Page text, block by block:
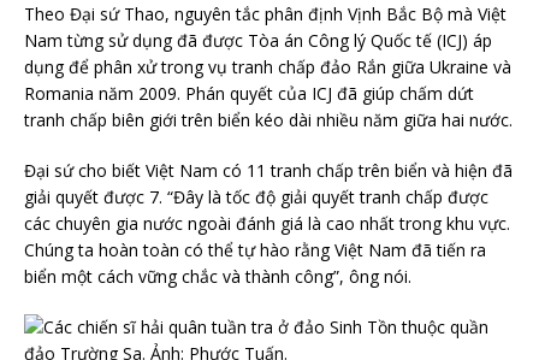
Theo Đại sứ Thao, nguyên tắc phân định Vịnh Bắc Bộ mà Việt
Nam từng sử dụng đã được Tòa án Công lý Quốc tế (ICJ) áp
dụng để phân xử trong vụ tranh chấp đảo Rắn giữa Ukraine và
Romania năm 2009. Phán quyết của ICJ đã giúp chấm dứt
tranh chấp biên giới trên biển kéo dài nhiều năm giữa hai nước.
Đại sứ cho biết Việt Nam có 11 tranh chấp trên biển và hiện đã
giải quyết được 7. “Đây là tốc độ giải quyết tranh chấp được
các chuyên gia nước ngoài đánh giá là cao nhất trong khu vực.
Chúng ta hoàn toàn có thể tự hào rằng Việt Nam đã tiến ra
biển một cách vững chắc và thành công”, ông nói.